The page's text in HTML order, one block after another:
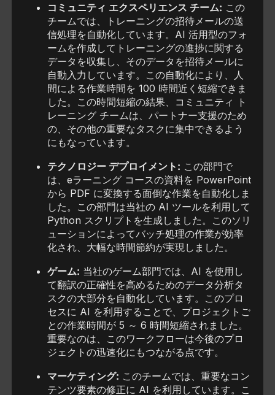
コミュニティ エクスペリエンス チーム: この
チームでは、トレーニングの招待メールの送
信処理を自動化しています。AI 活用型のフォ
ームを作成してトレーニングの進捗に関する
データを収集し、そのデータを招待メールに
自動入力しています。この自動化により、人
間による作業時間を 100 時間近く短縮できま
した。この時間短縮の結果、コミュニティ ト
レーニング チームは、パートナー支援のため
の、その他の重要なタスクに集中できるよう
にもなっています。
テクノロジー デプロイメント: この部門で
は、eラーニング コースの資料を PowerPoint
から PDF に変換する面倒な作業を自動化しま
した。この部門は当社の AI ツールを利用して
Python スクリプトを生成しました。このソリ
ューションによってバッチ処理の作業が効率
化され、大幅な時間節約が実現しました。
ゲーム: 当社のゲーム部門では、AI を使用し
て翻訳の正確性を高めるためのデータ分析タ
スクの大部分を自動化しています。このプロ
セスに AI を利用することで、プロジェクトご
との作業時間が 5 ～ 6 時間短縮されました。
重要なのは、このワークフローは今後のプロ
ジェクトの迅速化にもつながる点です。
マーケティング: このチームでは、重要なコン
テンツ要素の修正に AI を利用しています。こ